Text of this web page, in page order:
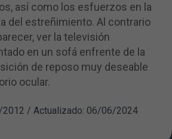
así como los esfuerzos en la
del estreñimiento. Al contrario
ver la televisión
en un sofá enfrente de la
de reposo muy deseable
ocular.
2012 / Actualizado: 06/06/2024